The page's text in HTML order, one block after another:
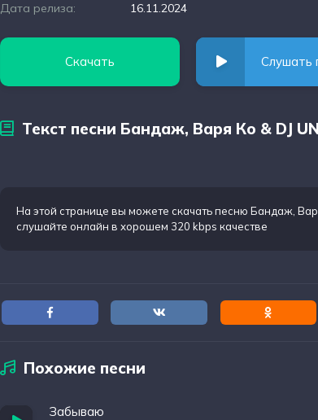
Дата релиза:
16.11.2024
Скачать Слушать
Текст песни Бандаж, Варя Ко & DJ
На этой странице вы можете скачать песню Бандаж,
слушайте онлайн в хорошем 320 kbps качестве
Похожие песни
Забываю